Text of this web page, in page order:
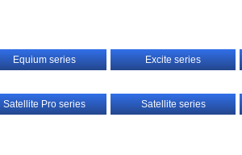
Equium series Excite series
Satellite Pro series Satellite series